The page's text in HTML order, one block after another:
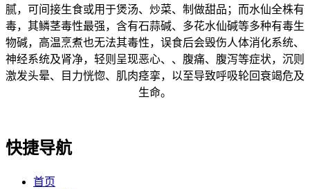
腻，可间接生食或用于煲汤、炒菜、制做甜品；而水仙全株有
毒，其鳞茎毒性最强，含有石蒜碱、多花水仙碱等多种有毒生
物碱，高温烹煮也无法其毒性，误食后会毁伤人体消化系统、
神经系统及肾净，轻则呈现恶心、、腹痛、腹泻等症状，沉则
激发头晕、目力恍惚、肌肉痉挛，以至导致呼吸轮回衰竭危及
生命。
快捷导航
首页